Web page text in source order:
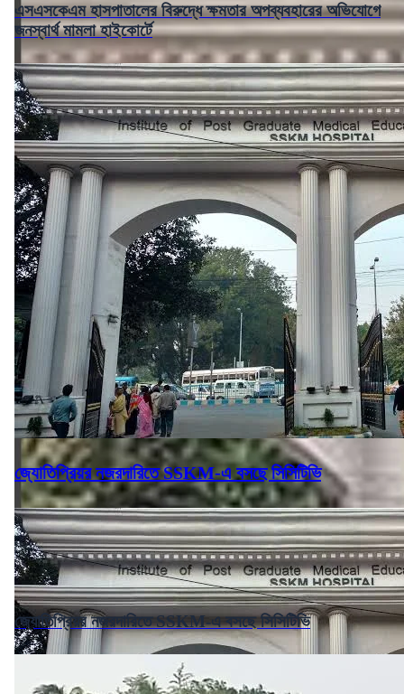
এসএসকেএম হাসপাতালের বিরুদ্ধে ক্ষমতার অপব্যবহারের অভিযোগে
জনস্বার্থ মামলা হাইকোর্টে
জ্যোতিপ্রিয়র নজরদারিতে SSKM-এ বসছে সিসিটিভি
জ্যোতিপ্রিয়র নজরদারিতে SSKM-এ বসছে সিসিটিভি